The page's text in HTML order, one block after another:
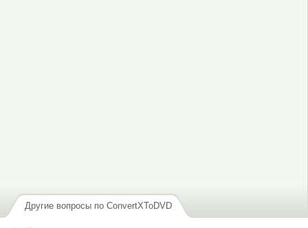
Другие вопросы по ConvertXToDVD